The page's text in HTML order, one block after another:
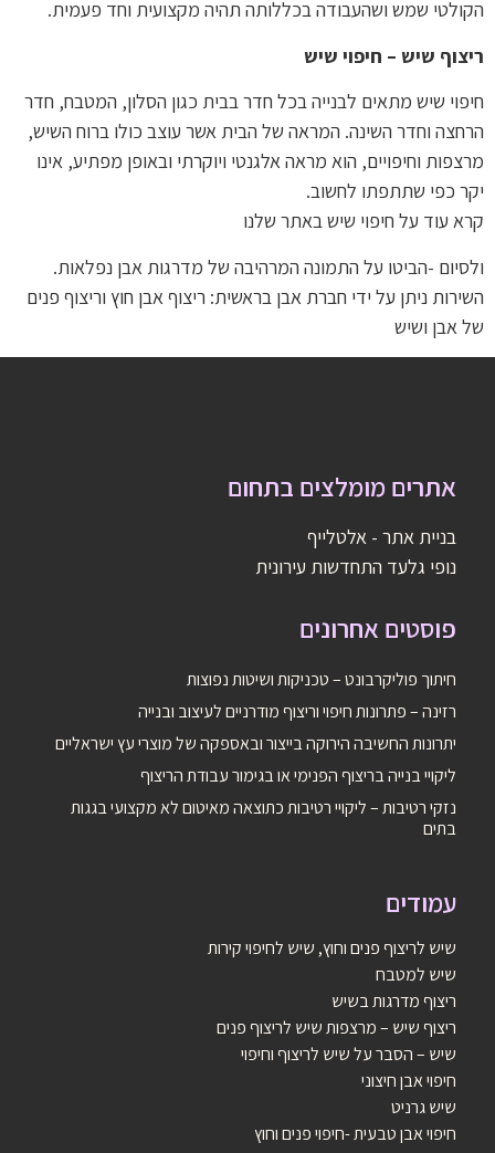
הקולטי שמש ושהעבודה בכללותה תהיה מקצועית וחד פעמית.
ריצוף שיש – חיפוי שיש
חיפוי שיש מתאים לבנייה בכל חדר בבית כגון הסלון, המטבח, חדר
הרחצה וחדר השינה. המראה של הבית אשר עוצב כולו ברוח השיש,
מרצפות וחיפויים, הוא מראה אלגנטי ויוקרתי ובאופן מפתיע, אינו
יקר כפי שתתפתו לחשוב.
קרא עוד על חיפוי שיש באתר שלנו
ולסיום -הביטו על התמונה המרהיבה של מדרגות אבן נפלאות.
השירות ניתן על ידי חברת אבן בראשית: ריצוף אבן חוץ וריצוף פנים
של אבן ושיש
אתרים מומלצים בתחום
בניית אתר - אלטלייף
נופי גלעד התחדשות עירונית
פוסטים אחרונים
חיתוך פוליקרבונט – טכניקות ושיטות נפוצות
רזינה – פתרונות חיפוי וריצוף מודרניים לעיצוב ובנייה
יתרונות החשיבה הירוקה בייצור ובאספקה של מוצרי עץ ישראליים
ליקויי בנייה בריצוף הפנימי או בגימור עבודת הריצוף
נזקי רטיבות – ליקויי רטיבות כתוצאה מאיטום לא מקצועי בגגות
בתים
עמודים
שיש לריצוף פנים וחוץ, שיש לחיפוי קירות
שיש למטבח
ריצוף מדרגות בשיש
ריצוף שיש – מרצפות שיש לריצוף פנים
שיש – הסבר על שיש לריצוף וחיפוי
חיפוי אבן חיצוני
שיש גרניט
חיפוי אבן טבעית -חיפוי פנים וחוץ